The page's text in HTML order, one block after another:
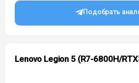
Подобрать
Lenovo Legion 5 (R7-6800H/